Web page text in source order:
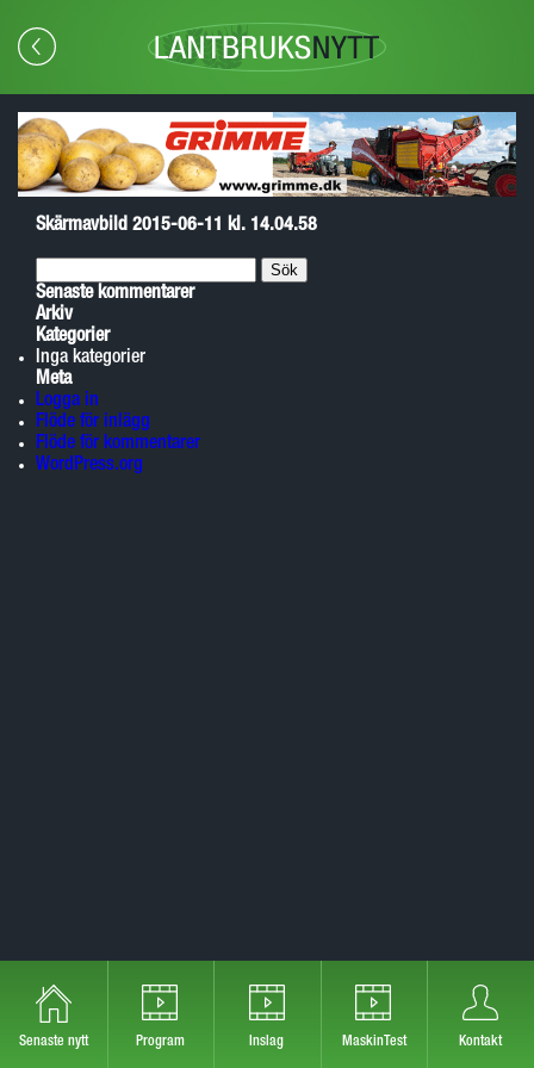
Senaste nytt Program Inslag MaskinTest Kontakt
Skärmavbild 2015-06-11 kl. 14.04.58
efter:
Senaste kommentarer
Arkiv
Kategorier
Inga kategorier
Meta
Logga in
Flöde för inlägg
Flöde för kommentarer
WordPress.org